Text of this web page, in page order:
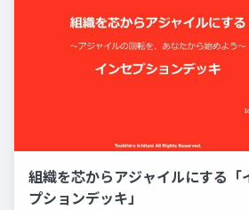
組織を芯からアジャイルにする「
プションデッキ」